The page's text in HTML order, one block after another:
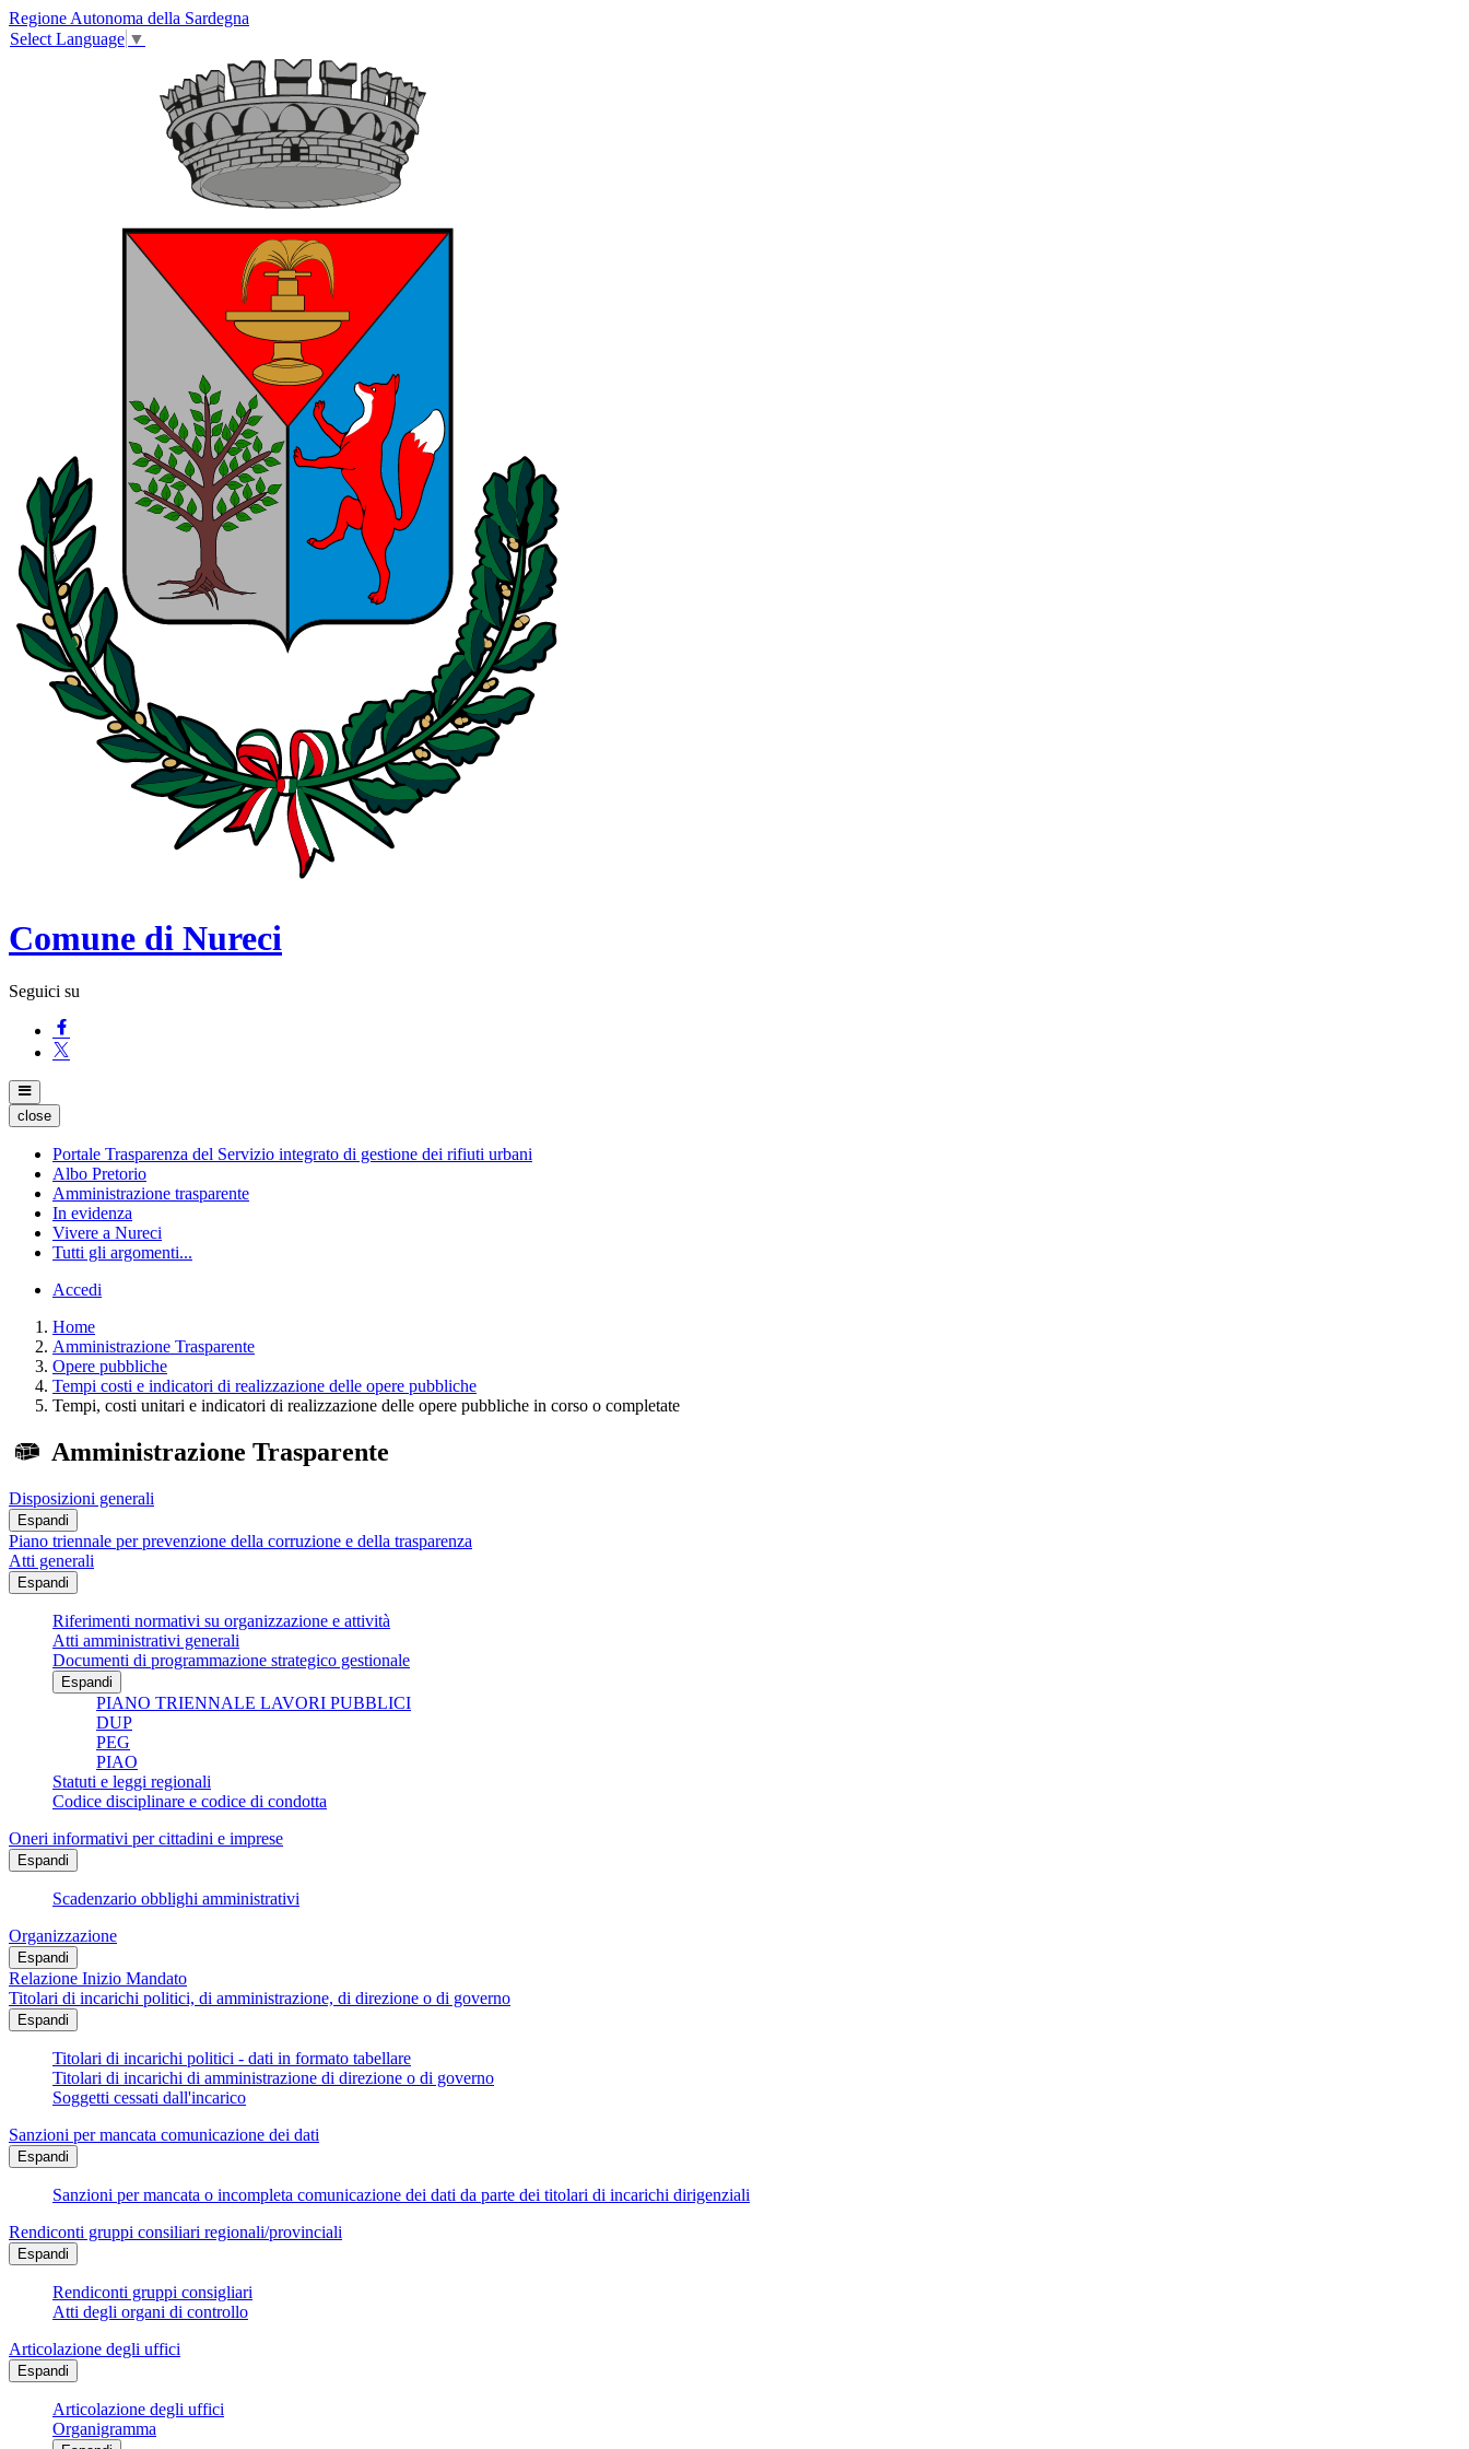
Regione Autonoma della Sardegna
Select Language ▼
Comune di Nureci
Seguici su
close
Portale Trasparenza del Servizio integrato di gestione dei rifiuti urbani
Albo Pretorio
Amministrazione trasparente
In evidenza
Vivere a Nureci
Tutti gli argomenti...
Accedi
Home
Amministrazione Trasparente
Opere pubbliche
Tempi costi e indicatori di realizzazione delle opere pubbliche
Tempi, costi unitari e indicatori di realizzazione delle opere pubbliche in corso o completate
Amministrazione Trasparente
Disposizioni generali
Espandi
Piano triennale per prevenzione della corruzione e della trasparenza
Atti generali
Espandi
Riferimenti normativi su organizzazione e attività
Atti amministrativi generali
Documenti di programmazione strategico gestionale
Espandi
PIANO TRIENNALE LAVORI PUBBLICI
DUP
PEG
PIAO
Statuti e leggi regionali
Codice disciplinare e codice di condotta
Oneri informativi per cittadini e imprese
Espandi
Scadenzario obblighi amministrativi
Organizzazione
Espandi
Relazione Inizio Mandato
Titolari di incarichi politici, di amministrazione, di direzione o di governo
Espandi
Titolari di incarichi politici - dati in formato tabellare
Titolari di incarichi di amministrazione di direzione o di governo
Soggetti cessati dall'incarico
Sanzioni per mancata comunicazione dei dati
Espandi
Sanzioni per mancata o incompleta comunicazione dei dati da parte dei titolari di incarichi dirigenziali
Rendiconti gruppi consiliari regionali/provinciali
Espandi
Rendiconti gruppi consigliari
Atti degli organi di controllo
Articolazione degli uffici
Espandi
Articolazione degli uffici
Organigramma